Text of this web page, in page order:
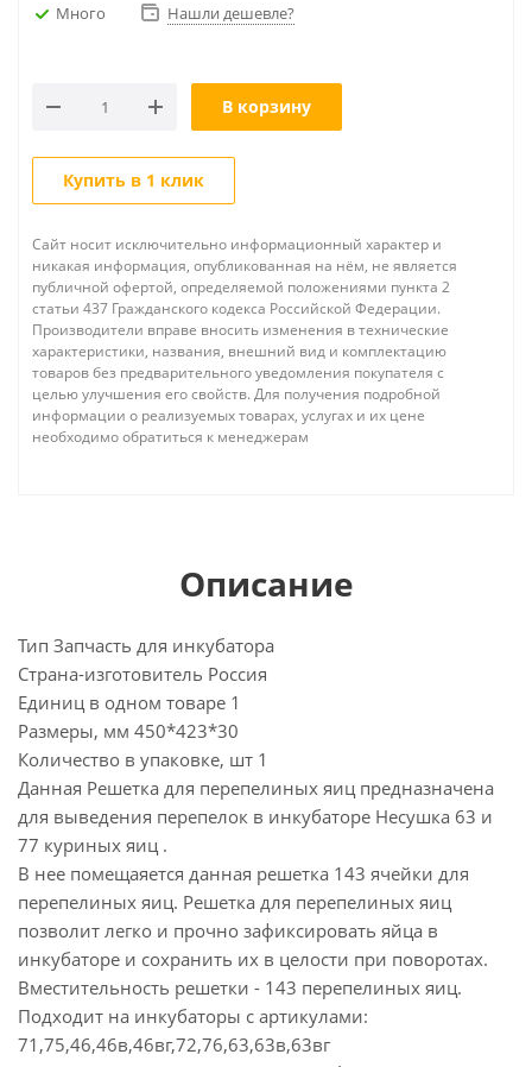
Много Нашли дешевле?
В корзину
Купить в 1 клик
Сайт носит исключительно информационный характер и
никакая информация, опубликованная на нём, не является
публичной офертой, определяемой положениями пункта 2
статьи 437 Гражданского кодекса Российской Федерации.
Производители вправе вносить изменения в технические
характеристики, названия, внешний вид и комплектацию
товаров без предварительного уведомления покупателя с
целью улучшения его свойств. Для получения подробной
информации о реализуемых товарах, услугах и их цене
необходимо обратиться к менеджерам
Описание
Тип Запчасть для инкубатора
Страна-изготовитель Россия
Единиц в одном товаре 1
Размеры, мм 450*423*30
Количество в упаковке, шт 1
Данная Решетка для перепелиных яиц предназначена
для выведения перепелок в инкубаторе Несушка 63 и
77 куриных яиц .
В нее помещаяется данная решетка 143 ячейки для
перепелиных яиц. Решетка для перепелиных яиц
позволит легко и прочно зафиксировать яйца в
инкубаторе и сохранить их в целости при поворотах.
Вместительность решетки - 143 перепелиных яиц.
Подходит на инкубаторы с артикулами:
71,75,46,46в,46вг,72,76,63,63в,63вг